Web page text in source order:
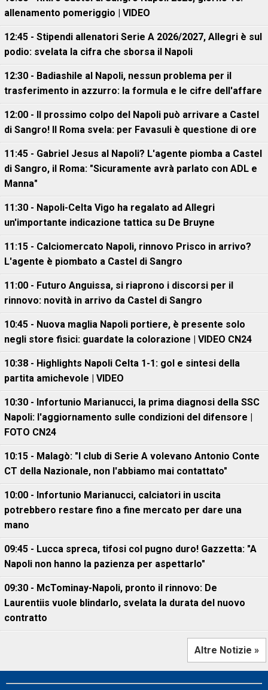
allenamento pomeriggio | VIDEO
12:45 - Stipendi allenatori Serie A 2026/2027, Allegri è sul
podio: svelata la cifra che sborsa il Napoli
12:30 - Badiashile al Napoli, nessun problema per il
trasferimento in azzurro: la formula e le cifre dell'affare
12:00 - Il prossimo colpo del Napoli può arrivare a Castel
di Sangro! Il Roma svela: per Favasuli è questione di ore
11:45 - Gabriel Jesus al Napoli? L'agente piomba a Castel
di Sangro, il Roma: "Sicuramente avrà parlato con ADL e
Manna"
11:30 - Napoli-Celta Vigo ha regalato ad Allegri
un'importante indicazione tattica su De Bruyne
11:15 - Calciomercato Napoli, rinnovo Prisco in arrivo?
L'agente è piombato a Castel di Sangro
11:00 - Futuro Anguissa, si riaprono i discorsi per il
rinnovo: novità in arrivo da Castel di Sangro
10:45 - Nuova maglia Napoli portiere, è presente solo
negli store fisici: guardate la colorazione | VIDEO CN24
10:38 - Highlights Napoli Celta 1-1: gol e sintesi della
partita amichevole | VIDEO
10:30 - Infortunio Marianucci, la prima diagnosi della SSC
Napoli: l'aggiornamento sulle condizioni del difensore |
FOTO CN24
10:15 - Malagò: "I club di Serie A volevano Antonio Conte
CT della Nazionale, non l'abbiamo mai contattato"
10:00 - Infortunio Marianucci, calciatori in uscita
potrebbero restare fino a fine mercato per dare una
mano
09:45 - Lucca spreca, tifosi col pugno duro! Gazzetta: "A
Napoli non hanno la pazienza per aspettarlo"
09:30 - McTominay-Napoli, pronto il rinnovo: De
Laurentiis vuole blindarlo, svelata la durata del nuovo
contratto
Altre Notizie »